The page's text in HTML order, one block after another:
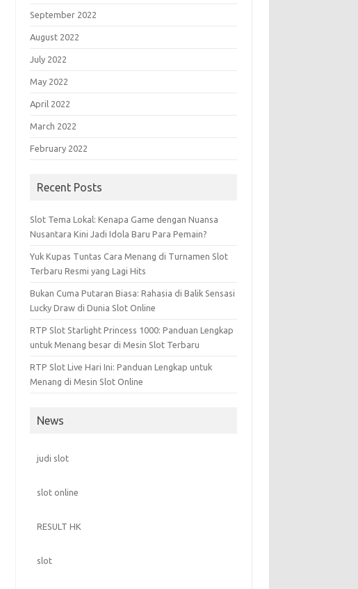
September 2022
August 2022
July 2022
May 2022
April 2022
March 2022
February 2022
Recent Posts
Slot Tema Lokal: Kenapa Game dengan Nuansa
Nusantara Kini Jadi Idola Baru Para Pemain?
Yuk Kupas Tuntas Cara Menang di Turnamen Slot
Terbaru Resmi yang Lagi Hits
Bukan Cuma Putaran Biasa: Rahasia di Balik Sensasi
Lucky Draw di Dunia Slot Online
RTP Slot Starlight Princess 1000: Panduan Lengkap
untuk Menang besar di Mesin Slot Terbaru
RTP Slot Live Hari Ini: Panduan Lengkap untuk
Menang di Mesin Slot Online
News
judi slot
slot online
RESULT HK
slot